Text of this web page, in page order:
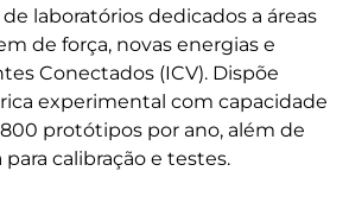
laboratórios dedicados a áreas
de força, novas energias e
Conectados (ICV). Dispõe
experimental com capacidade
protótipos por ano, além de
calibração e testes.